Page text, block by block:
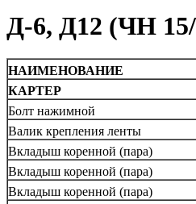
Д-6, Д12 (ЧН 15/
НАИМЕНОВАНИЕ
КАРТЕР
Болт нажимной
Валик крепления ленты
Вкладыш коренной (пара)
Вкладыш коренной (пара)
Вкладыш коренной (пара)